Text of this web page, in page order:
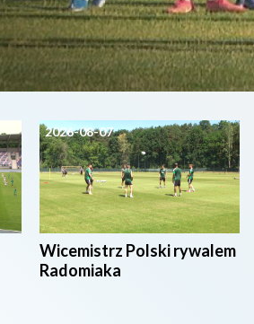
2026-08-07
Wicemistrz Polski rywalem
Radomiaka